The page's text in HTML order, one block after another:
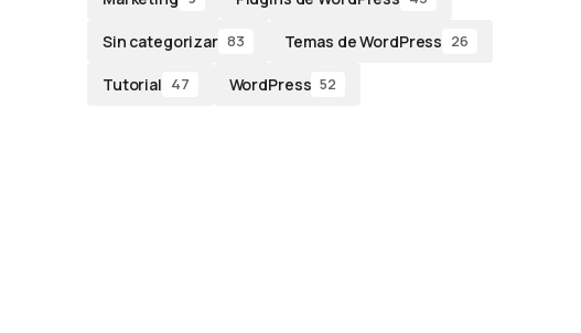
Sin categorizar 83 Temas de WordPress 26
Tutorial 47 WordPress 52